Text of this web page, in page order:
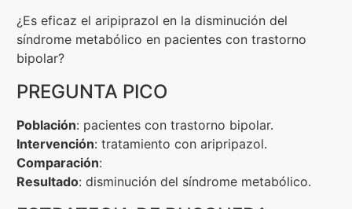
¿Es eficaz el aripiprazol en la disminución del
síndrome metabólico en pacientes con trastorno
bipolar?
PREGUNTA PICO
Población: pacientes con trastorno bipolar.
Intervención: tratamiento con aripripazol.
Comparación:
Resultado: disminución del síndrome metabólico.